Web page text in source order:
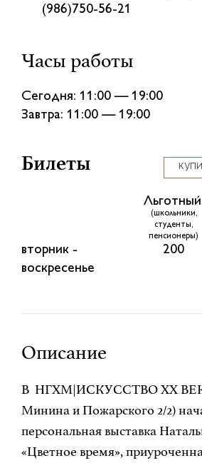
(986)750-56-21
Часы работы
Сегодня: 11:00 — 19:00
Завтра: 11:00 — 19:00
Билеты
(школьники,
студенты,
пенсионеры)
вторник -
воскресенье
200
Описание
В НГХМ|ИСКУССТВО XX
Минина и Пожарского 2/2)
персональная выставка
«Цветное время»,